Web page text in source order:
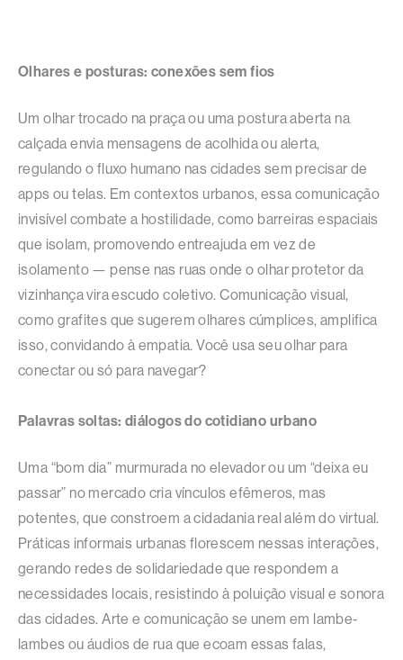
Olhares e posturas: conexões sem fios
Um olhar trocado na praça ou uma postura aberta na
calçada envia mensagens de acolhida ou alerta,
regulando o fluxo humano nas cidades sem precisar de
apps ou telas. Em contextos urbanos, essa comunicação
invisível combate a hostilidade, como barreiras espaciais
que isolam, promovendo entreajuda em vez de
isolamento — pense nas ruas onde o olhar protetor da
vizinhança vira escudo coletivo. Comunicação visual,
como grafites que sugerem olhares cúmplices, amplifica
isso, convidando à empatia. Você usa seu olhar para
conectar ou só para navegar?​
Palavras soltas: diálogos do cotidiano urbano
Uma “bom dia” murmurada no elevador ou um “deixa eu
passar” no mercado cria vínculos efêmeros, mas
potentes, que constroem a cidadania real além do virtual.
Práticas informais urbanas florescem nessas interações,
gerando redes de solidariedade que respondem a
necessidades locais, resistindo à poluição visual e sonora
das cidades. Arte e comunicação se unem em lambe-
lambes ou áudios de rua que ecoam essas falas,